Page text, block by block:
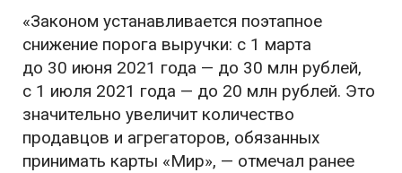
«Законом устанавливается поэтапное
снижение порога выручки: с 1 марта
до 30 июня 2021 года — до 30 млн рублей,
с 1 июля 2021 года — до 20 млн рублей. Это
значительно увеличит количество
продавцов и агрегаторов, обязанных
принимать карты «Мир», — отмечал ранее